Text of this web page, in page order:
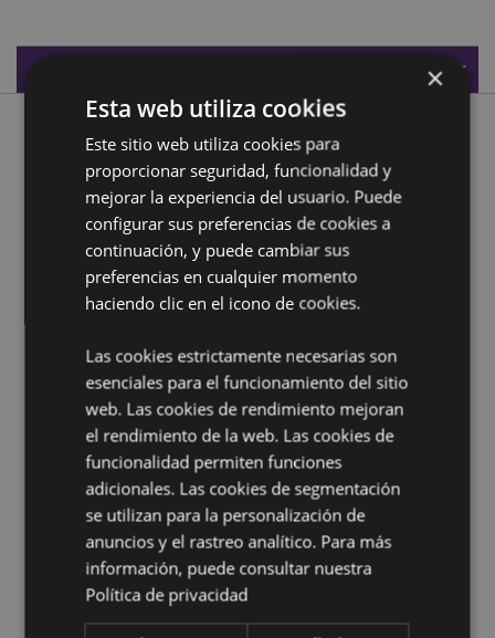
Especificaciones de Producto
Descripción de Producto
Esponja de Maquillaje El Hamster Pip Adoramals
Material:Poliuretano
Información complementaria:
¿Quieres saber más acerca de los métodos de trabajo
en laguía de compra del cliente.
Características del Producto
Información
Altura 6cm Ancho 4cm Profundidad 4cm
5055071512001
144
0.018000
No
No
×
Esta web utiliza cookies
Este sitio web utiliza cookies para
proporcionar seguridad, funcionalidad y
mejorar la experiencia del usuario. Puede
configurar sus preferencias de cookies a
continuación, y puede cambiar sus
preferencias en cualquier momento
haciendo clic en el icono de cookies.
Las cookies estrictamente necesarias son
esenciales para el funcionamiento del sitio
web. Las cookies de rendimiento mejoran
el rendimiento de la web. Las cookies de
funcionalidad permiten funciones
adicionales. Las cookies de segmentación
se utilizan para la personalización de
anuncios y el rastreo analítico. Para más
información, puede consultar nuestra
Política de privacidad